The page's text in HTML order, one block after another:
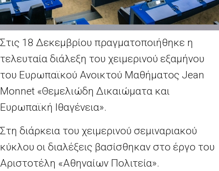
Στις 18 Δεκεμβρίου πραγματοποιήθηκε η
τελευταία διάλεξη του χειμερινού εξαμήνου
του Ευρωπαϊκού Ανοικτού Μαθήματος Jean
Monnet «Θεμελιώδη Δικαιώματα και
Ευρωπαϊκή Ιθαγένεια».
Στη διάρκεια του χειμερινού σεμιναριακού
κύκλου οι διαλέξεις βασίσθηκαν στο έργο του
Αριστοτέλη «Αθηναίων Πολιτεία».